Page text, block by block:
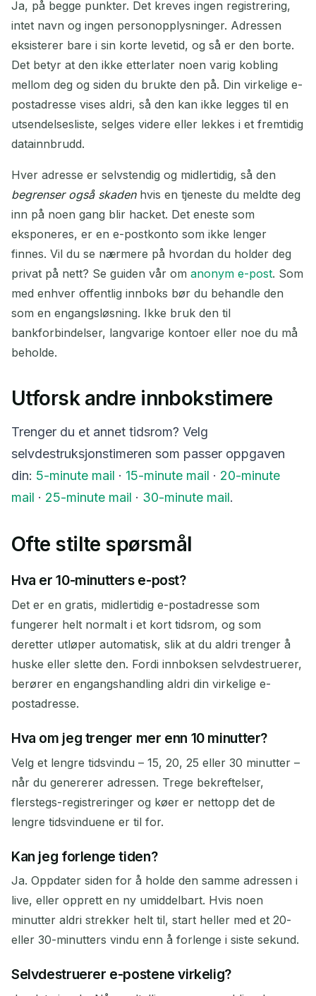
Ja, på begge punkter. Det kreves ingen registrering,
intet navn og ingen personopplysninger. Adressen
eksisterer bare i sin korte levetid, og så er den borte.
Det betyr at den ikke etterlater noen varig kobling
mellom deg og siden du brukte den på. Din virkelige e-
postadresse vises aldri, så den kan ikke legges til en
utsendelsesliste, selges videre eller lekkes i et fremtidig
datainnbrudd.
Hver adresse er selvstendig og midlertidig, så den
begrenser også skadenhvis en tjeneste du meldte deg
inn på noen gang blir hacket. Det eneste som
eksponeres, er en e-postkonto som ikke lenger
finnes. Vil du se nærmere på hvordan du holder deg
privat på nett? Se guiden vår om anonym e-post. Som
med enhver offentlig innboks bør du behandle den
som en engangsløsning. Ikke bruk den til
bankforbindelser, langvarige kontoer eller noe du må
beholde.
Utforsk andre innbokstimere
Trenger du et annet tidsrom? Velg
selvdestruksjonstimeren som passer oppgaven
din: 5-minute mail · 15-minute mail · 20-minute
mail · 25-minute mail · 30-minute mail.
Ofte stilte spørsmål
Hva er 10-minutters e-post?
Det er en gratis, midlertidig e-postadresse som
fungerer helt normalt i et kort tidsrom, og som
deretter utløper automatisk, slik at du aldri trenger å
huske eller slette den. Fordi innboksen selvdestruerer,
berører en engangshandling aldri din virkelige e-
postadresse.
Hva om jeg trenger mer enn 10 minutter?
Velg et lengre tidsvindu – 15, 20, 25 eller 30 minutter –
når du genererer adressen. Trege bekreftelser,
flerstegs-registreringer og køer er nettopp det de
lengre tidsvinduene er til for.
Kan jeg forlenge tiden?
Ja. Oppdater siden for å holde den samme adressen i
live, eller opprett en ny umiddelbart. Hvis noen
minutter aldri strekker helt til, start heller med et 20-
eller 30-minutters vindu enn å forlenge i siste sekund.
Selvdestruerer e-postene virkelig?